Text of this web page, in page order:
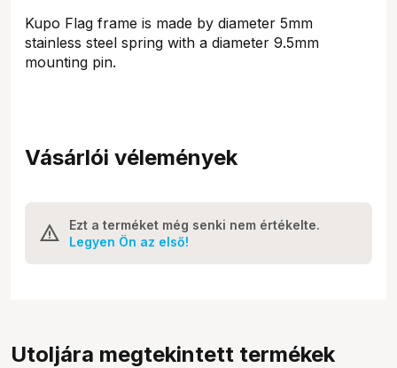
Kupo Flag frame is made by diameter 5mm
stainless steel spring with a diameter 9.5mm
mounting pin.
Vásárlói vélemények
Ezt a terméket még senki nem értékelte.
Legyen Ön az első!
Utoljára megtekintett termékek